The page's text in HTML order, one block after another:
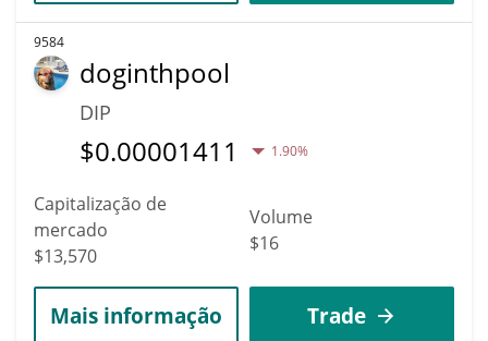
9584
doginthpool
DIP
$0.00001411 1.90%
Capitalização de
mercado
$13,570
Volume
$16
Mais informação Trade